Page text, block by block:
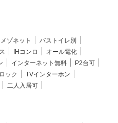
メゾネット
バストイレ別
IHコンロ
オール電化
インターネット無料
P2台可
ック
TVインターホン
二人入居可